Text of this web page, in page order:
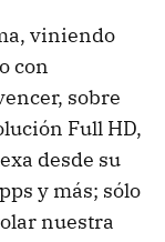
viniendo
con
sobre
Full HD,
desde su
y más; sólo
nuestra